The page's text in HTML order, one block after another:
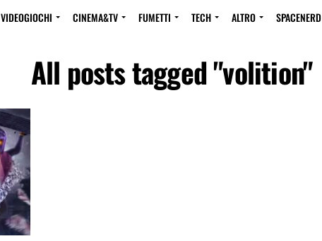
VIDEOGIOCHI CINEMA&TV FUMETTI TECH ALTRO SPACENERD
All posts tagged "volition"